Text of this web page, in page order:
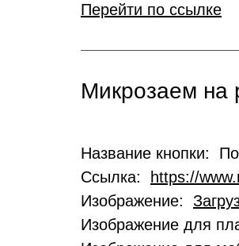
Перейти по ссылке
Микрозаем на
Название кнопки:
Ссылка:
https://
Изображение:
Изображение для